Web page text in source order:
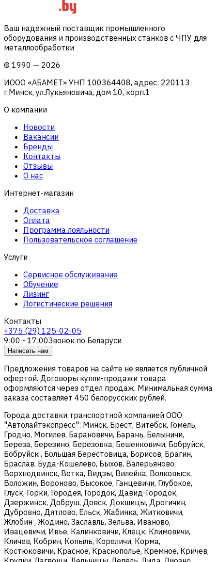
Ваш надежный поставщик промышленного
оборудования и производственных станков с ЧПУ для
металлообработки
© 1990 — 2026
ИООО «АБАМЕТ» УНП 100364408, адрес: 220113
г.Минск, ул.Лукьяновича, дом 10, корп.1
О компании
Новости
Вакансии
Бренды
Контакты
Отзывы
О нас
Интернет-магазин
Доставка
Оплата
Программа лояльности
Пользовательское соглашение
Услуги
Сервисное обслуживание
Обучение
Лизинг
Логистические решения
Контакты
+375 (29) 125-02-05
9:00 - 17:00Звонок по Беларуси
Написать нам
Предложения товаров на сайте не является публичной
офертой. Договоры купли-продажи товара
оформляются через отдел продаж. Минимальная сумма
заказа составляет 450 белорусских рублей.
Города доставки транспортной компанией ООО
"Автолайтэкспресс": Минск, Брест, Витебск, Гомель,
Гродно, Могилев, Барановичи, Барань, Белыничи,
Береза, Березино, Березовка, Бешенковичи, Бобруйск,
Бобруйск , Большая Берестовица, Борисов, Брагин,
Браслав, Буда-Кошелево, Быхов, Валерьяново,
Верхнедвинск, Ветка, Видзы, Вилейка, Волковыск,
Воложин, Вороново, Высокое, Ганцевичи, Глубокое,
Глуск, Горки, Городея, Городок, Давид-Городок,
Дзержинск, Добруш, Довск, Докшицы, Дрогичин,
Дубровно, Дятлово, Ельск, Жабинка, Житковичи,
Жлобин , Жодино, Заславль, Зельва, Иваново,
Ивацевичи, Ивье, Калинковичи, Клецк, Климовичи,
Кличев, Кобрин, Копыль, Кореличи, Корма,
Костюковичи, Красное, Краснополье, Кремное, Кричев,